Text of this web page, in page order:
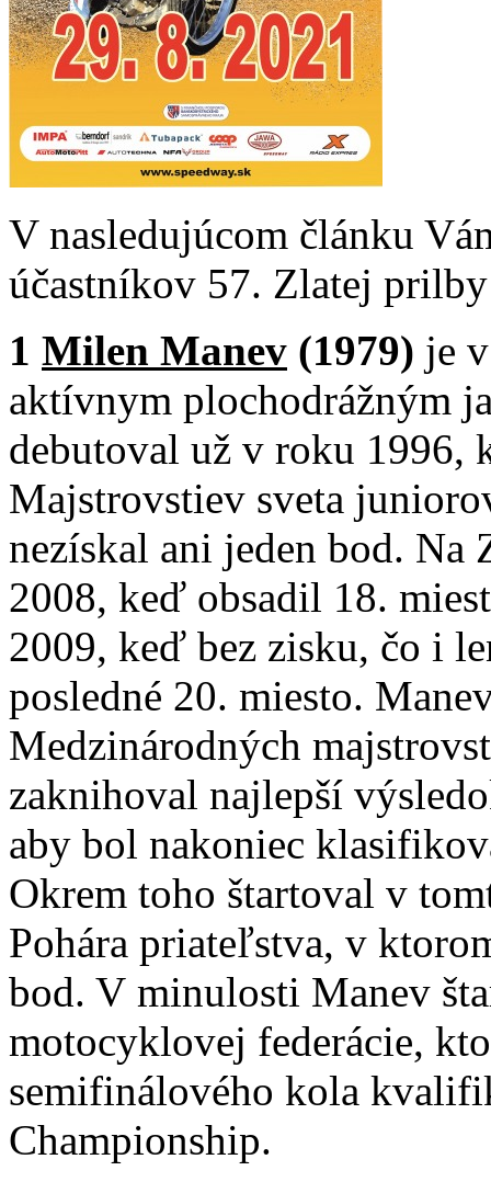
V nasledujúcom článku
účastníkov 57. Zlatej
1 Milen Manev (1979) je
aktívnym plochodrážným
debutoval už v roku 1996,
Majstrovstiev sveta
nezískal ani jeden bod.
2008, keď obsadil 18.
2009, keď bez zisku, čo i
posledné 20. miesto.
Medzinárodných
zaknihoval najlepší
aby bol nakoniec
Okrem toho štartoval v
Pohára priateľstva, v
bod. V minulosti Manev
motocyklovej federácie,
semifinálového kola
Championship.